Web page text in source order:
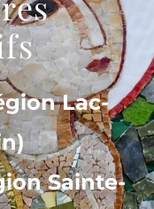
Lac-
Sainte-